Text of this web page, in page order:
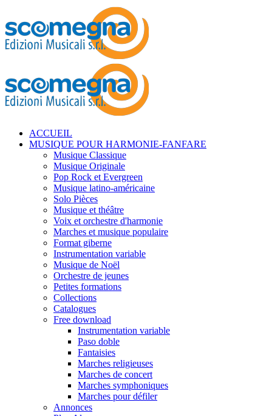
ACCUEIL
MUSIQUE POUR HARMONIE-FANFARE
Musique Classique
Musique Originale
Pop Rock et Evergreen
Musique latino-américaine
Solo Pièces
Musique et théâtre
Voix et orchestre d'harmonie
Marches et musique populaire
Format giberne
Instrumentation variable
Musique de Noël
Orchestre de jeunes
Petites formations
Collections
Catalogues
Free download
Instrumentation variable
Paso doble
Fantaisies
Marches religieuses
Marches de concert
Marches symphoniques
Marches pour défiler
Annonces